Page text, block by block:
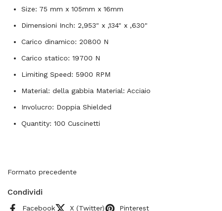
Size: 75 mm x 105mm x 16mm
Dimensioni Inch: 2,953" x ,134" x ,630"
Carico dinamico: 20800 N
Carico statico: 19700 N
Limiting Speed: 5900 RPM
Material: della gabbia Material: Acciaio
Involucro: Doppia Shielded
Quantity: 100 Cuscinetti
Formato precedente
Condividi
Facebook X (Twitter) Pinterest